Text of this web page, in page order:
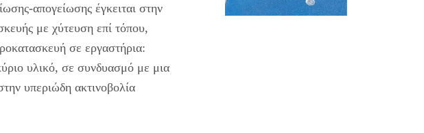
απογείωσης έγκειται στην
με χύτευση επί τόπου,
σε εργαστήρια:
υλικό, σε συνδυασμό με μια
υπεριώδη ακτινοβολία